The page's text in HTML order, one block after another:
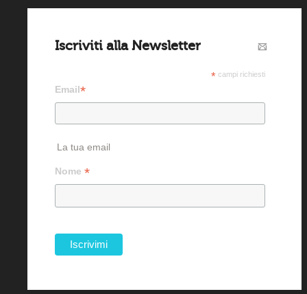
Iscriviti alla Newsletter
* campi richiesti
Email*
La tua email
Nome *